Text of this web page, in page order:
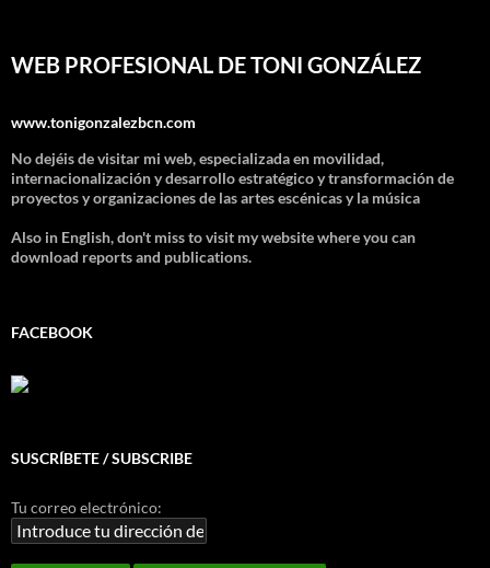
WEB PROFESIONAL DE TONI GONZÁLEZ
www.tonigonzalezbcn.com
No dejéis de visitar mi web, especializada en movilidad,
internacionalización y desarrollo estratégico y transformación de
proyectos y organizaciones de las artes escénicas y la música
Also in English, don't miss to visit my website where you can
download reports and publications.
FACEBOOK
SUSCRÍBETE / SUBSCRIBE
Tu correo electrónico: